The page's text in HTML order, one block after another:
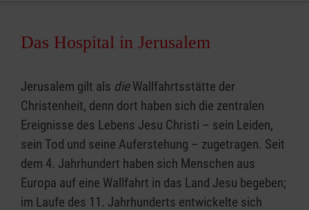
Das Hospital in Jerusalem
Jerusalem gilt als dieWallfahrtsstätte der
Christenheit, denn dort haben sich die zentralen
Ereignisse des Lebens Jesu Christi – sein Leiden,
sein Tod und seine Auferstehung – zugetragen. Seit
dem 4. Jahrhundert haben sich Menschen aus
Europa auf eine Wallfahrt in das Land Jesu begeben;
im Laufe des 11. Jahrhunderts entwickelte sich